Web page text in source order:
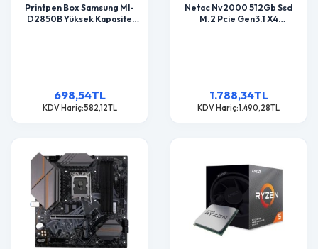
Printpen Box Samsung Ml-
D2850B Yüksek Kapasite
698,54TL
KDV Hariç:582,12TL
Netac Nv2000 512Gb Ssd
M.2 Pcie Gen3.1 X4
1.788,34TL
KDV Hariç:1.490,28TL